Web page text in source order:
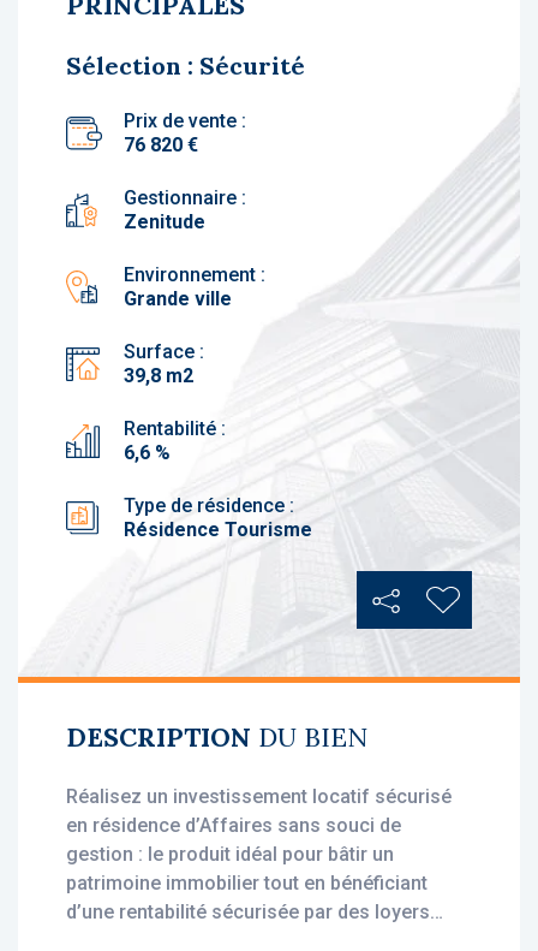
Sélection : Sécurité
Prix de vente :
76 820 €
Gestionnaire :
Zenitude
Environnement :
Grande ville
Surface :
39,8 m2
Rentabilité :
6,6 %
Type de résidence :
Résidence Tourisme
PartagerAjouter
DESCRIPTION DU BIEN
Réalisez un investissement locatif sécurisé
en résidence d’Affaires sans souci de
gestion : le produit idéal pour bâtir un
patrimoine immobilier tout en bénéficiant
d’une rentabilité sécurisée par des loyers